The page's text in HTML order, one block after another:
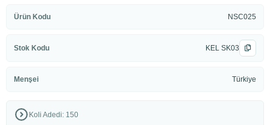
Ürün Kodu NSC025
Stok Kodu KEL SK03
Menşei Türkiye
Koli Adedi: 150